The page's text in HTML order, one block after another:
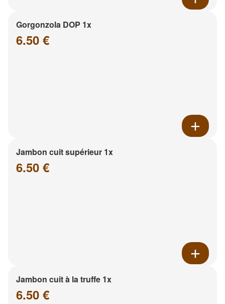
Gorgonzola DOP 1x
6.50 €
Jambon cuit supérieur 1x
6.50 €
Jambon cuit à la truffe 1x
6.50 €